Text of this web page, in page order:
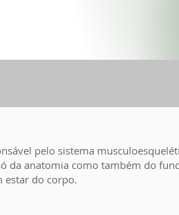
pelo sistema
da anatomia como também do
estar do corpo.